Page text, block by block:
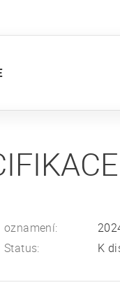
oznamení:
Status:
K